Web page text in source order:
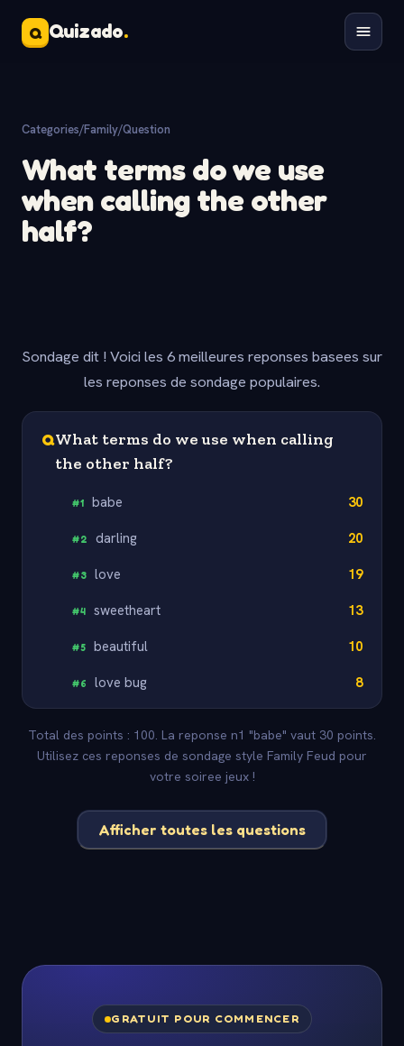
Q Quizado.
Categories/Family/Question
What terms do we use
when calling the other
half?
Sondage dit ! Voici les 6 meilleures reponses basees sur
les reponses de sondage populaires.
QWhat terms do we use when calling
the other half?
#1 babe 30
#2 darling 20
#3 love 19
#4 sweetheart 13
#5 beautiful 10
#6 love bug 8
Total des points : 100. La reponse n1 "babe" vaut 30 points.
Utilisez ces reponses de sondage style Family Feud pour
votre soiree jeux !
Afficher toutes les questions
GRATUIT POUR COMMENCER